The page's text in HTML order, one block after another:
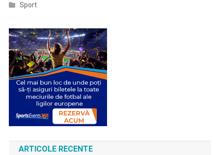
Sport
ARTICOLE RECENTE